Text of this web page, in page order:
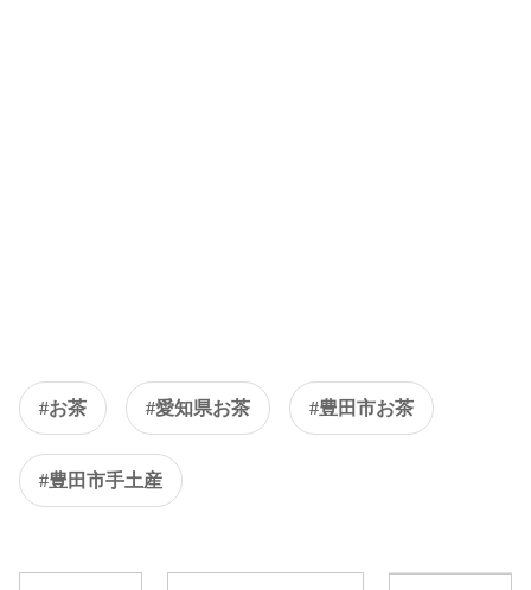
#お茶 #愛知県お茶 #豊田市お茶
#豊田市手土産